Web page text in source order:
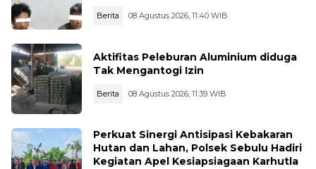
Berita 08 Agustus 2026, 11:40 WIB
Aktifitas Peleburan Aluminium diduga
Tak Mengantogi Izin
Berita 08 Agustus 2026, 11:39 WIB
Perkuat Sinergi Antisipasi Kebakaran
Hutan dan Lahan, Polsek Sebulu Hadiri
Kegiatan Apel Kesiapsiagaan Karhutla